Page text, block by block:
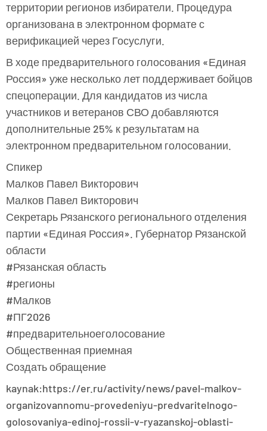
территории регионов избиратели. Процедура
организована в электронном формате с
верификацией через Госуслуги.
В ходе предварительного голосования «Единая
Россия» уже несколько лет поддерживает бойцов
спецоперации. Для кандидатов из числа
участников и ветеранов СВО добавляются
дополнительные 25% к результатам на
электронном предварительном голосовании.
Спикер
Малков Павел Викторович
Малков Павел Викторович
Секретарь Рязанского регионального отделения
партии «Единая Россия». Губернатор Рязанской
области
#Рязанская область
#регионы
#Малков
#ПГ2026
#предварительноеголосование
Общественная приемная
Создать обращение
kaynak:https://er.ru/activity/news/pavel-malkov-
organizovannomu-provedeniyu-predvaritelnogo-
golosovaniya-edinoj-rossii-v-ryazanskoj-oblasti-